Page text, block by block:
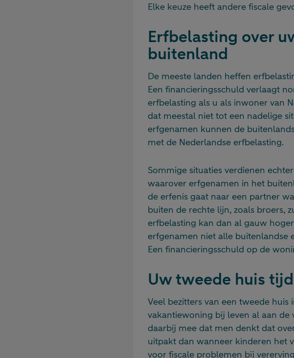
Elke keuze heeft andere fiscale
Erfbelasting over
buitenland
De meeste landen heffen
Een financieringsschuld verlaagt
erfbelasting als u als inwoner van
dat meestal niet tot een nadelige
erfgenamen kunnen de
met de Nederlandse erfbelasting.
Sommige situaties verdienen
waarover erfgenamen in het
de erfenis gaat naar een partner
buiten de rechte lijn, zoals broers,
erfbelasting kan dan al gauw
erfgenamen niet alle buitenlandse
Een financieringsschuld op de
Uw tweede huis
Veel bezitters van een tweede
vakantiewoning bij leven al aan
daarbij mee dat men denkt dat
uitpakt dan wanneer kinderen het
voor fiscale problemen bij